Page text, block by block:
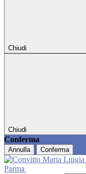
Chiudi
Chiudi
Conferma
Annulla Conferma
Parma